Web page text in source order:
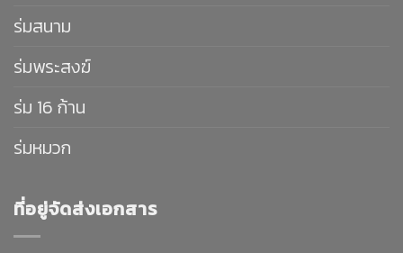
ร่มสนาม
ร่มพระสงฆ์
ร่ม 16 ก้าน
ร่มหมวก
ที่อยู่จัดส่งเอกสาร